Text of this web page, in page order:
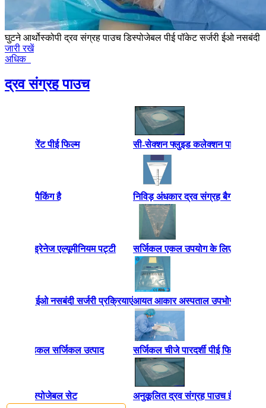
घुटने आर्थोस्कोपी द्रव संग्रह पाउच डिस्पोजेबल पीई पॉकेट सर्जरी ईओ नसबंदी
जारी रखें
अधिक
द्रव संग्रह पाउच
ट्रांसपेरेंट पीई फिल्म
अनुकूलित पैकिंग है
पाउच ड्रेनेज एल्यूमीनियम पट्टी
पाउच ईओ नसबंदी सर्जरी प्रक्रियाएं
बैग, मेडिकल सर्जिकल उत्पाद
डिस्पोजेबल सेट
सी-सेक्शन फ्लुइड कलेक्शन पाउच
निविड़ अंधकार द्रव संग्रह बैग,
सर्जिकल एकल उपयोग के लिए अस्पताल
आयत आकार अस्पताल उपभोग्य
सर्जिकल चीजे पारदर्शी पीई फिल्म
अनुकूलित द्रव संग्रह पाउच ईओ ओई